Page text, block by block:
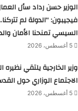
الوزير حسن رداد سأل
فيجيبون: “الدولة لم
السيسي تمنحنا الأمان
5 أغسطس، 2026
وزير الخارجية يلتقي
الاجتماع الوزاري حول
5 أغسطس، 2026